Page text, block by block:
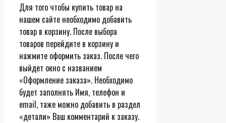
Для того чтобы купить товар на
нашем сайте необходимо добавить
товар в корзину. После выбора
товаров перейдите в корзину и
нажмите оформить заказ. После чего
выйдет окно с названием
«Оформление заказа». Необходимо
будет заполнять Имя, телефон и
email, таже можно добавить в раздел
«детали» Ваш комментарий к заказу.